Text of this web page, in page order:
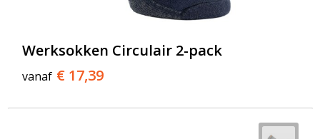
Werksokken Circulair 2-pack
vanaf € 17,39